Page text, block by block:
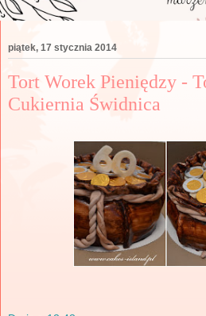
piątek, 17 stycznia 2014
Tort Worek Pieniędzy -
Cukiernia Świdnica